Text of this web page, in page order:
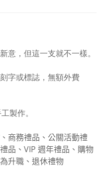
意，但這一支就不一樣。
字或標誌，無額外費
製作。
商務禮品、公關活動禮
品、 VIP 週年禮品、購物
升職、退休禮物